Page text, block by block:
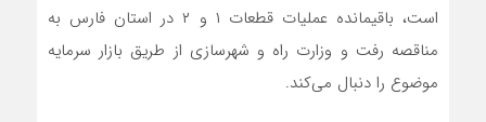
است، باقیمانده عملیات قطعات ۱ و ۲ در استان فارس به
مناقصه رفت و وزارت راه و شهرسازی از طریق بازار سرمایه
موضوع را دنبال می‌کند.